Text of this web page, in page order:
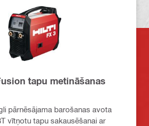
tapu metināšanas
pārnēsājama barošanas avota
vītņotu tapu sakausēšanai ar